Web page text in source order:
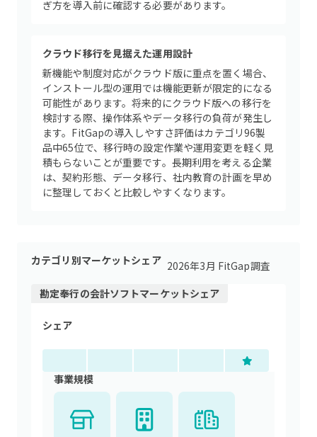
ぎ方を導入前に確認する必要があります。
クラウド移行を見据えた運用設計
新機能や制度対応がクラウド版に重点を置く場合、
インストール型の運用では機能更新が限定的になる
可能性があります。将来的にクラウド版への移行を
検討する際、操作体系やデータ移行の負荷が発生し
ます。FitGapの導入しやすさ評価はカテゴリ96製
品中65位で、移行時の設定作業や運用変更を軽く見
積もらないことが重要です。長期利用を考える企業
は、契約形態、データ移行、社内教育の計画を早め
に整理しておくと比較しやすくなります。
カテゴリ別マーケットシェア 2026年3月 FitGap調査
勘定奉行の会計ソフトマーケットシェア
シェア
事業規模